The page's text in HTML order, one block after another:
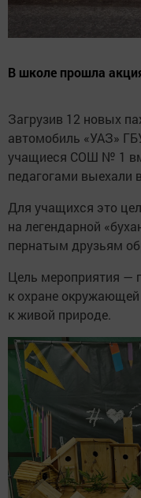
В школе прошла
Загрузив 12 новых
автомобиль «УАЗ»
учащиеся СОШ № 1
педагогами выехали
Для учащихся это
на легендарной
пернатым друзьям
Цель мероприятия —
к охране
к живой природе.